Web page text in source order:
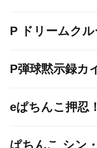
P ドリームク
P弾球黙示録カ
eぱちんこ押忍
ぱちんこ シン